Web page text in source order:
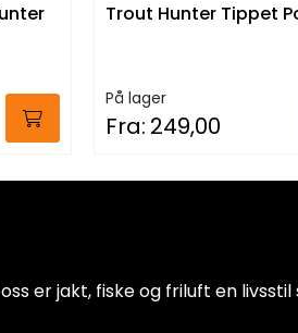
Trout Hunter Tippet
På lager
Fra: 249,00
er jakt, fiske og friluft en livsstil